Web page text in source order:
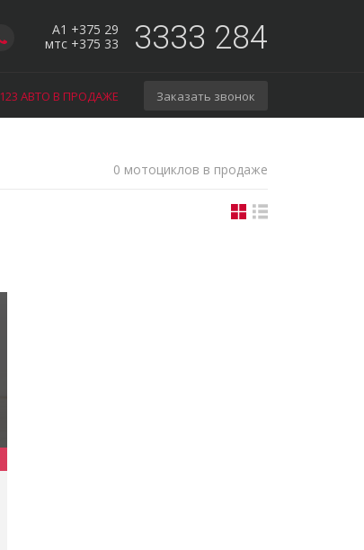
A1 +375 29
мтс +375 33
3333 284
123 АВТО В ПРОДАЖЕ Заказать звонок
0 мотоциклов в продаже